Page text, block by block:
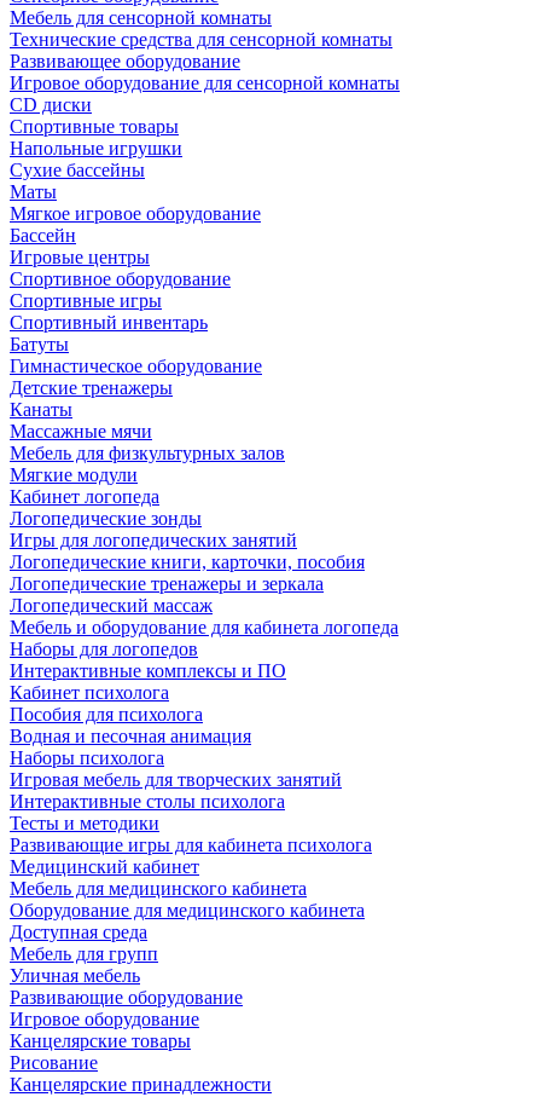
Мебель для сенсорной комнаты
Технические средства для сенсорной комнаты
Развивающее оборудование
Игровое оборудование для сенсорной комнаты
CD диски
Спортивные товары
Напольные игрушки
Сухие бассейны
Маты
Мягкое игровое оборудование
Бассейн
Игровые центры
Спортивное оборудование
Спортивные игры
Спортивный инвентарь
Батуты
Гимнастическое оборудование
Детские тренажеры
Канаты
Массажные мячи
Мебель для физкультурных залов
Мягкие модули
Кабинет логопеда
Логопедические зонды
Игры для логопедических занятий
Логопедические книги, карточки, пособия
Логопедические тренажеры и зеркала
Логопедический массаж
Мебель и оборудование для кабинета логопеда
Наборы для логопедов
Интерактивные комплексы и ПО
Кабинет психолога
Пособия для психолога
Водная и песочная анимация
Наборы психолога
Игровая мебель для творческих занятий
Интерактивные столы психолога
Тесты и методики
Развивающие игры для кабинета психолога
Медицинский кабинет
Мебель для медицинского кабинета
Оборудование для медицинского кабинета
Доступная среда
Мебель для групп
Уличная мебель
Развивающие оборудование
Игровое оборудование
Канцелярские товары
Рисование
Канцелярские принадлежности